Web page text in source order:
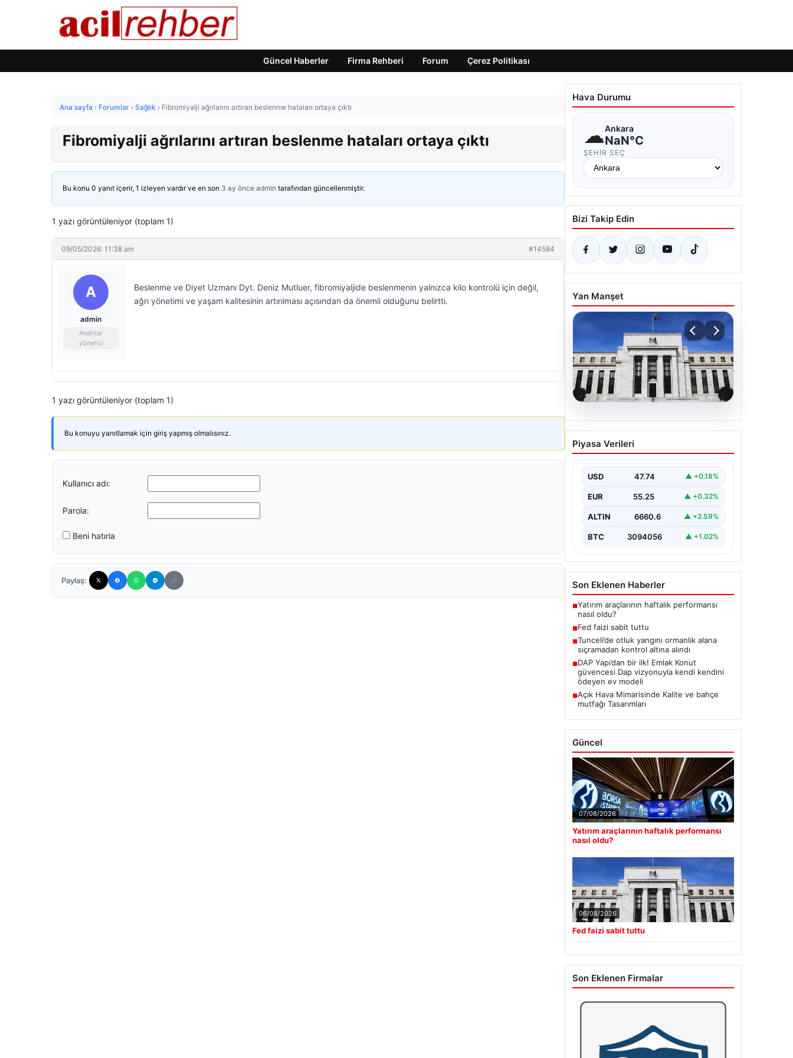
Güncel Haberler Firma Rehberi Forum Çerez Politikası
Ana sayfa › Forumlar › Sağlık › Fibromiyalji ağrılarını artıran beslenme hataları ortaya çıktı
Fibromiyalji ağrılarını artıran beslenme hataları ortaya çıktı
Bu konu 0 yanıt içerir, 1 izleyen vardır ve en son 3 ay önce admin tarafından güncellenmiştir.
1 yazı görüntüleniyor (toplam 1)
09/05/2026: 11:38 am #14584
A
admin
Anahtar
yönetici
Beslenme ve Diyet Uzmanı Dyt. Deniz Mutluer, fibromiyaljide beslenmenin yalnızca kilo kontrolü için değil,
ağrı yönetimi ve yaşam kalitesinin artırılması açısından da önemli olduğunu belirtti.
1 yazı görüntüleniyor (toplam 1)
Bu konuyu yanıtlamak için giriş yapmış olmalısınız.
Kullanıcı adı:
Parola:
Beni hatırla
Paylaş:
Hava Durumu
☁Ankara
NaN°C
ŞEHIR SEÇ
Bizi Takip Edin
Yan Manşet
Fed faizi sabit tuttu
Piyasa Verileri
USD 47.74 ▲ +0.18%
EUR 55.25 ▲ +0.32%
ALTIN 6660.6 ▲ +2.59%
BTC 3094056 ▲ +1.02%
Son Eklenen Haberler
■Yatırım araçlarının haftalık performansı
nasıl oldu?
■Fed faizi sabit tuttu
■Tunceli’de otluk yangını ormanlık alana
sıçramadan kontrol altına alındı
■DAP Yapı’dan bir ilk! Emlak Konut
güvencesi Dap vizyonuyla kendi kendini
ödeyen ev modeli
■Açık Hava Mimarisinde Kalite ve bahçe
mutfağı Tasarımları
Güncel
07/08/2026
Yatırım araçlarının haftalık performansı
nasıl oldu?
06/08/2026
Fed faizi sabit tuttu
Son Eklenen Firmalar